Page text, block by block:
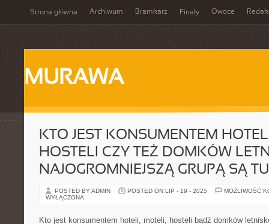
Strona główna Archiwum Bramkarz Finały Owoce
MURAWA
KTO JEST KONSUMENTEM
HOSTELI CZY TEŻ DOMKÓW
NAJOGROMNIEJSZĄ GRUPĄ SĄ
POSTED BY ADMIN POSTED ON LIP - 19 - 2025
MOŻLIWOŚĆ
WYŁĄCZONA
Kto jest konsumentem hoteli, moteli, hosteli bądź domków